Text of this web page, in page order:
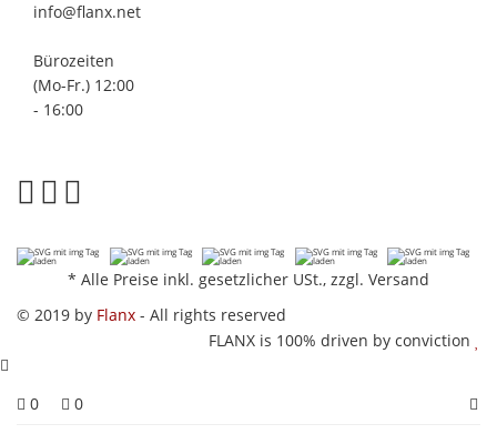
info@flanx.net
Bürozeiten
(Mo-Fr.) 12:00
- 16:00
* Alle Preise inkl. gesetzlicher USt., zzgl. Versand
© 2019 by Flanx - All rights reserved
FLANX is 100% driven by conviction
0 0